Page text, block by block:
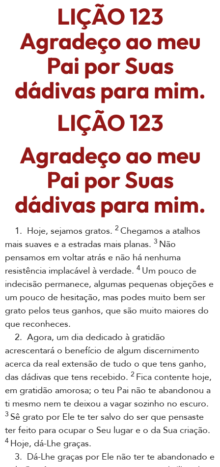
LIÇÃO 123
Agradeço ao meu
Pai por Suas
dádivas para mim.
LIÇÃO 123
Agradeço ao meu
Pai por Suas
dádivas para mim.
1. Hoje, sejamos gratos. 2 Chegamos a atalhos
mais suaves e a estradas mais planas. 3 Não
pensamos em voltar atrás e não há nenhuma
resistência implacável à verdade. 4 Um pouco de
indecisão permanece, algumas pequenas objeções e
um pouco de hesitação, mas podes muito bem ser
grato pelos teus ganhos, que são muito maiores do
que reconheces.
2. Agora, um dia dedicado à gratidão
acrescentará o benefício de algum discernimento
acerca da real extensão de tudo o que tens ganho,
das dádivas que tens recebido. 2 Fica contente hoje,
em gratidão amorosa; o teu Pai não te abandonou a
ti mesmo nem te deixou a vagar sozinho no escuro.
3 Sê grato por Ele te ter salvo do ser que pensaste
ter feito para ocupar o Seu lugar e o da Sua criação.
4 Hoje, dá-Lhe graças.
3. Dá-Lhe graças por Ele não ter te abandonado e